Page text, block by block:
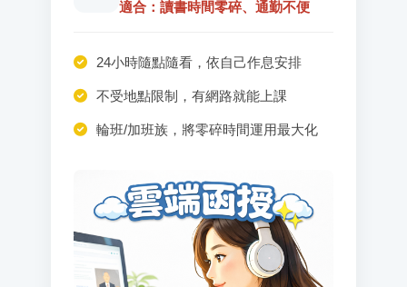
適合：讀書時間零碎、通勤不便
24小時隨點隨看，依自己作息安排
不受地點限制，有網路就能上課
輪班/加班族，將零碎時間運用最大化